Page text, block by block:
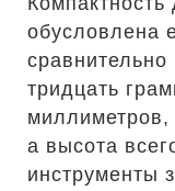
обусловлена
тридцать
а высота
инструменты